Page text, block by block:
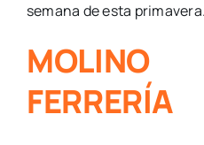
semana de esta primavera.
FERRERÍA